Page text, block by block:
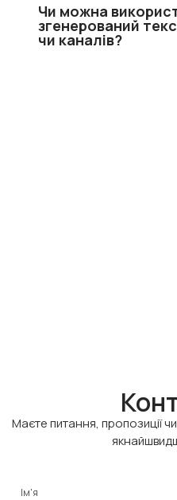
Чи можна
згенерований
чи каналів?
Маєте питання, пропозиції
Ім'я